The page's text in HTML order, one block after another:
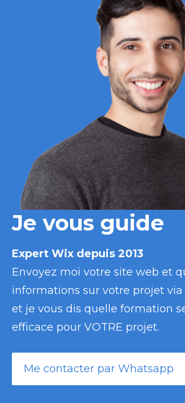
Je vous guide
Expert Wix depuis 2013
Envoyez moi votre site web et
informations sur votre projet
et je vous dis quelle formation
efficace pour VOTRE projet.
Me contacter par Whatsapp